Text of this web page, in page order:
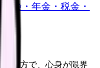
険・年金・税金・
る一方で、心身が限界